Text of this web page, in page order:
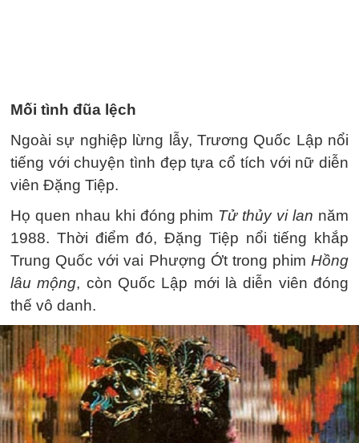
Mối tình đũa lệch
Ngoài sự nghiệp lừng lẫy, Trương Quốc Lập nổi
tiếng với chuyện tình đẹp tựa cổ tích với nữ diễn
viên Đặng Tiệp.
Họ quen nhau khi đóng phim Tử thủy vi lan năm
1988. Thời điểm đó, Đặng Tiệp nổi tiếng khắp
Trung Quốc với vai Phượng Ớt trong phim Hồng
lâu mộng, còn Quốc Lập mới là diễn viên đóng
thế vô danh.